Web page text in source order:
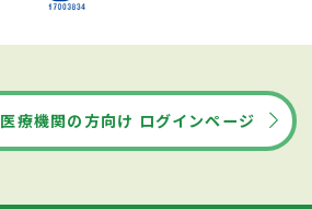
医療機関の方向け ログインページ